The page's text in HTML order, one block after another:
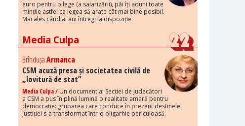
euro pentru o lege (a salarizării), păi îți aduni toate
mințile astfel ca legea să arate cât mai bine posibil.
Mai ales când ai ani întregi la dispoziție.
Media Culpa
BrîndușaArmanca
CSM acuză presa și societatea civilă de
„lovitură de stat”
Media Culpa / Un document al Secției de judecători
a CSM a pus în plină lumină o realitate amară pentru
democrație: gruparea care conduce în prezent destinele
justiției s-a transformat într-o oligarhie periculoasă.